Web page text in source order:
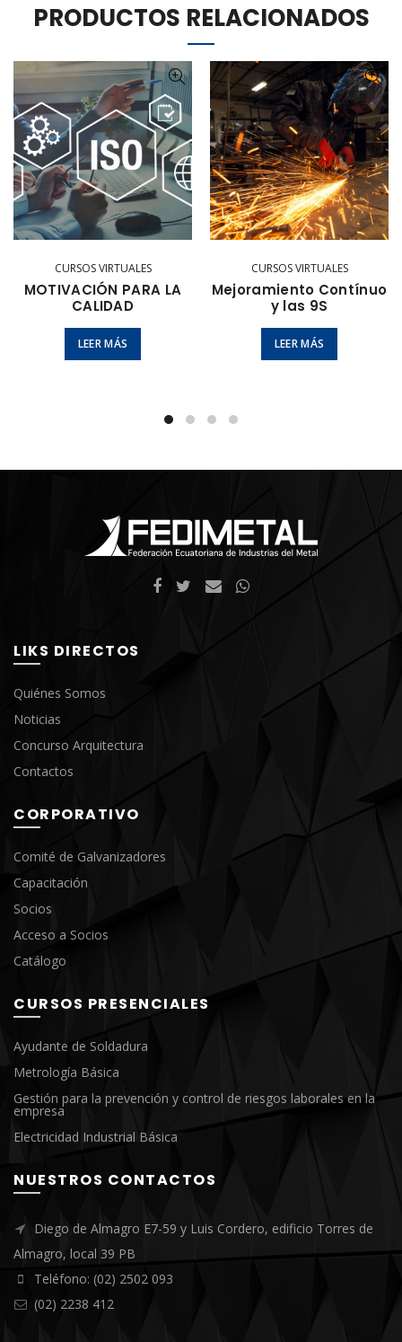
PRODUCTOS RELACIONADOS
CURSOS VIRTUALES
MOTIVACIÓN PARA LA
CALIDAD
LEER MÁS
CURSOS VIRTUALES
Mejoramiento Contínuo
y las 9S
LEER MÁS
LIKS DIRECTOS
Quiénes Somos
Noticias
Concurso Arquitectura
Contactos
CORPORATIVO
Comité de Galvanizadores
Capacitación
Socios
Acceso a Socios
Catálogo
CURSOS PRESENCIALES
Ayudante de Soldadura
Metrología Básica
Gestión para la prevención y control de riesgos laborales en la
empresa
Electricidad Industrial Básica
NUESTROS CONTACTOS
Diego de Almagro E7-59 y Luis Cordero, edificio Torres de
Almagro, local 39 PB
Teléfono: (02) 2502 093
(02) 2238 412